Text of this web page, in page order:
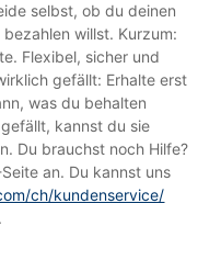
selbst, ob du deinen
willst. Kurzum:
Flexibel, sicher und
gefällt: Erhalte erst
was du behalten
kannst du sie
Du brauchst noch Hilfe?
an. Du kannst uns
ch/kundenservice/